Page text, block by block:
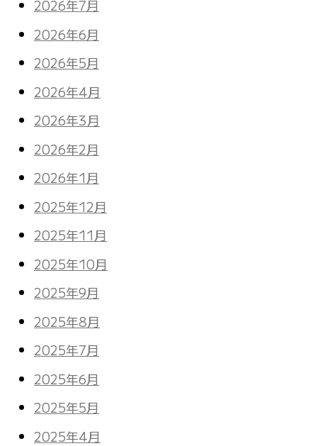
2026年7月
2026年6月
2026年5月
2026年4月
2026年3月
2026年2月
2026年1月
2025年12月
2025年11月
2025年10月
2025年9月
2025年8月
2025年7月
2025年6月
2025年5月
2025年4月